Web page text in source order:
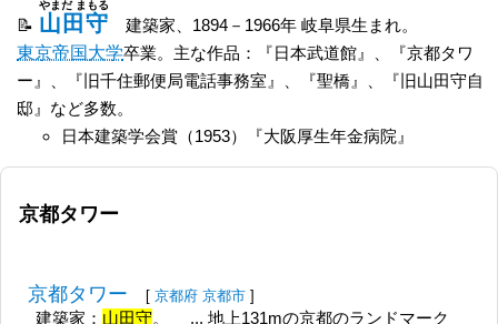
山田守
やまだ まもる
建築家、1894－1966年 岐阜県生まれ。
東京帝国大学卒業。主な作品：『日本武道館』、『京都タワ
ー』、『旧千住郵便局電話事務室』、『聖橋』、『旧山田守自
邸』など多数。
日本建築学会賞（1953）『大阪厚生年金病院』
京都タワー
京都タワー [ 京都府 京都市 ]
建築家： 山田守。 ... 地上131mの京都のランドマーク